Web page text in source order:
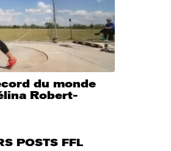
du monde
Robert-
POSTS FFL